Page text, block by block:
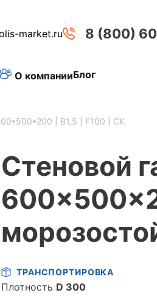
market.ru 8 (800)
О компанииБлог
| B1,5 | F100 | СК
Стеновой
ТРАНСПОРТИРОВКА
Плотность D 300